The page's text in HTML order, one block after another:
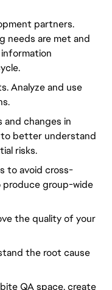
partners.
needs are met and
Analyze and use
and changes in
to better understand
risks.
to avoid cross-
group-wide
the quality of your
the root cause
QA space, create